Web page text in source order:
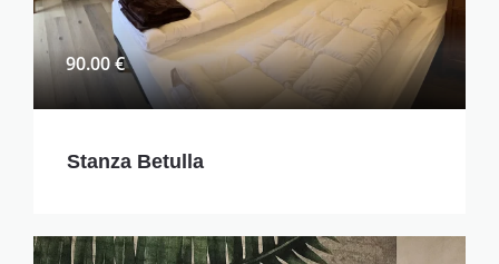
90.00 €
Stanza Betulla